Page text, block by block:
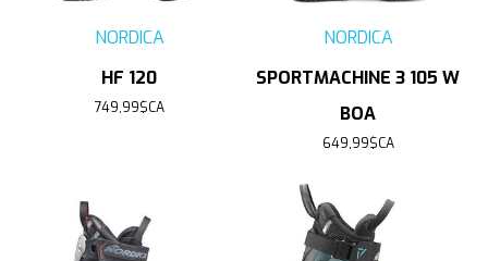
NORDICA
HF 120
749,99$CA
NORDICA
SPORTMACHINE 3 105 W
BOA
649,99$CA